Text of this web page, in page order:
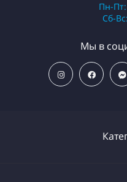
Пн-
Сб-
Мы в